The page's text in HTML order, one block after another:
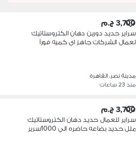
3,700 ج.م
سراير حديد دورين دهان الكتروستاتيك
لعمال الشركات جاهز اي كميه فورآ
مدينة نصر، القاهرة
منذ 23 ساعات
3,700 ج.م
سراير للعمال حديد دهان الكتروستاتيك
ملل حديد بضاعه حاضره الي 1000سرير